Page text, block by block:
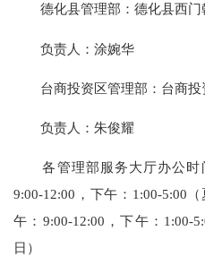
德化县管理部：德化县西门
负责人：涂婉华
台商投资区管理部：台商投
负责人：朱俊耀
各管理部服务大厅办公时
9:00-12:00，下午：1:00-5:00
午：9:00-12:00，下午：1:00-
日）